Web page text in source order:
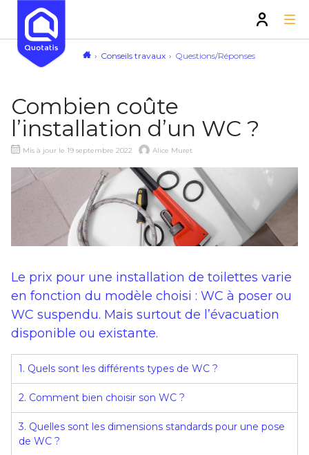
Conseils travaux Questions/Réponses
Combien coûte
l’installation d’un WC ?
Mis à jour le 19 septembre 2022 Alice Muret
Le prix pour une installation de toilettes varie
en fonction du modèle choisi : WC à poser ou
WC suspendu. Mais surtout de l’évacuation
disponible ou existante.
1. Quels sont les différents types de WC ?
2. Comment bien choisir son WC ?
3. Quelles sont les dimensions standards pour une pose
de WC ?